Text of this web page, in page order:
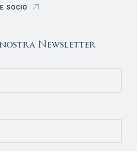
SOCIO
Newsletter